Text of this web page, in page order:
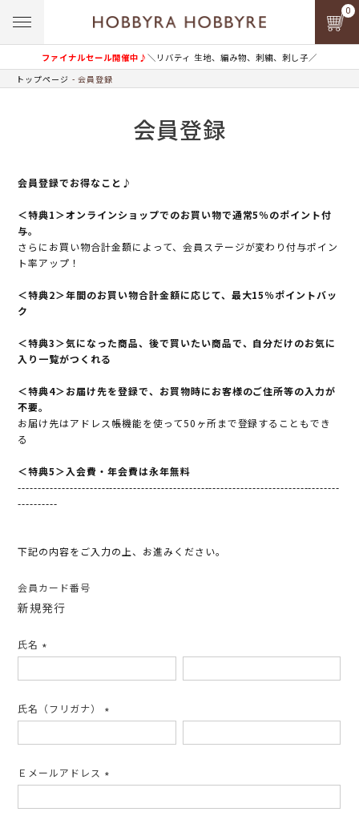
ファイナルセール開催中♪＼リバティ 生地、編み物、刺繍、刺し子／
0
トップページ 会員登録
会員登録
会員登録でお得なこと♪
＜特典1＞オンラインショップでのお買い物で通常5％のポイント付
与。
さらにお買い物合計金額によって、会員ステージが変わり付与ポイン
ト率アップ！
＜特典2＞年間のお買い物合計金額に応じて、最大15％ポイントバッ
ク
＜特典3＞気になった商品、後で買いたい商品で、自分だけのお気に
入り一覧がつくれる
＜特典4＞お届け先を登録で、お買物時にお客様のご住所等の入力が
不要。
お届け先はアドレス帳機能を使って50ヶ所まで登録することもでき
る
＜特典5＞入会費・年会費は永年無料
---------------------------------------------------------------------------------
----------
下記の内容をご入力の上、お進みください。
会員カード番号
新規発行
氏名
須)
氏名（フリガナ）
須)
Ｅメールアドレス
須)